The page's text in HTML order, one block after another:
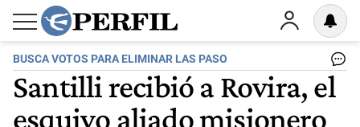
BUSCA VOTOS PARA ELIMINAR LAS PASO
Santilli recibió a Rovira, el
esquivo aliado misionero